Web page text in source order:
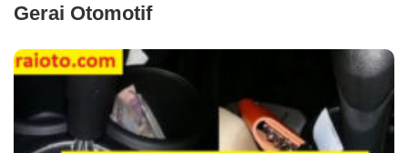
Gerai Otomotif